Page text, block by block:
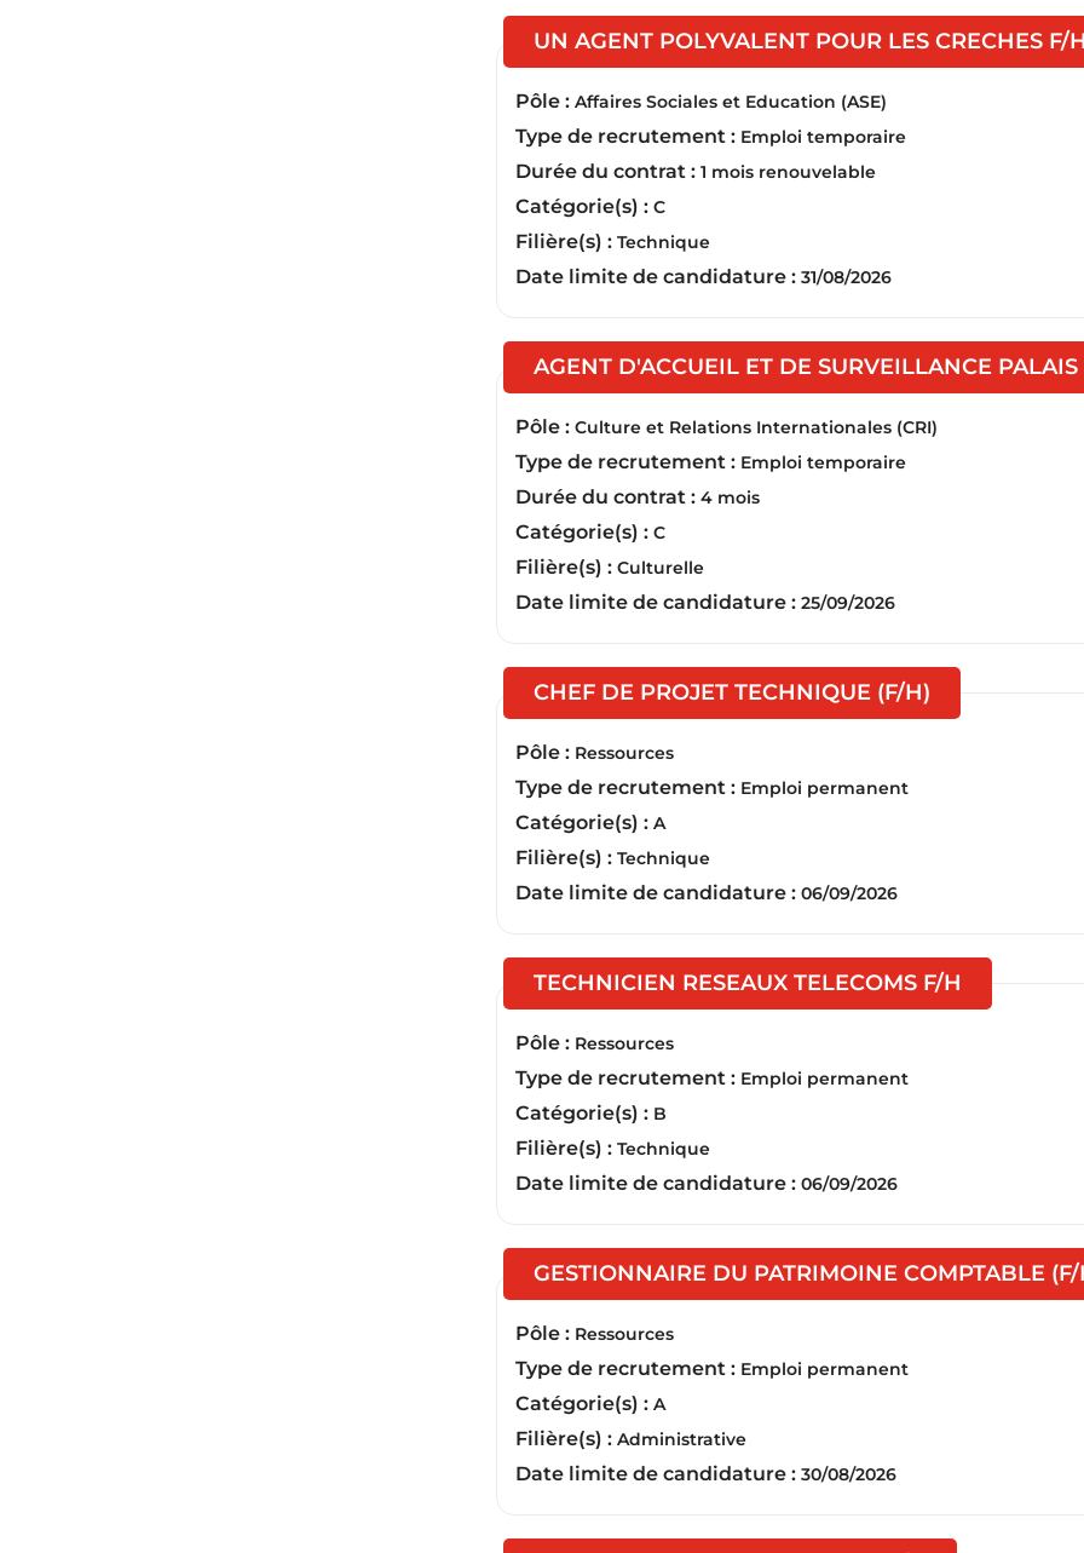
UN AGENT POLYVALENT POUR LES CRECHES F/H
Pôle : Affaires Sociales et Education (ASE)
Type de recrutement : Emploi temporaire
Durée du contrat : 1 mois renouvelable
Catégorie(s) : C
Filière(s) : Technique
Date limite de candidature : 31/08/2026
AGENT D'ACCUEIL ET DE SURVEILLANCE
Pôle : Culture et Relations Internationales (CRI)
Type de recrutement : Emploi temporaire
Durée du contrat : 4 mois
Catégorie(s) : C
Filière(s) : Culturelle
Date limite de candidature : 25/09/2026
CHEF DE PROJET TECHNIQUE (F/H)(Nouvelle
Pôle : Ressources
Type de recrutement : Emploi permanent
Catégorie(s) : A
Filière(s) : Technique
Date limite de candidature : 06/09/2026
TECHNICIEN RESEAUX TELECOMS F/H
Pôle : Ressources
Type de recrutement : Emploi permanent
Catégorie(s) : B
Filière(s) : Technique
Date limite de candidature : 06/09/2026
GESTIONNAIRE DU PATRIMOINE COMPTABLE (F/
Pôle : Ressources
Type de recrutement : Emploi permanent
Catégorie(s) : A
Filière(s) : Administrative
Date limite de candidature : 30/08/2026